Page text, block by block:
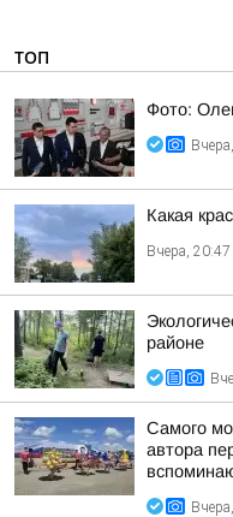
ТОП
Фото:
Какая
Вчера, 20:47
районе
Самого
автора